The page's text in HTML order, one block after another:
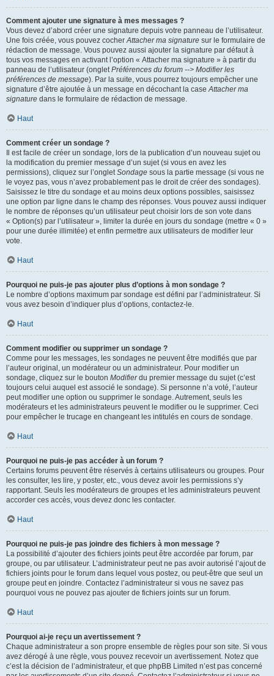
Comment ajouter une signature à mes messages ?
Vous devez d’abord créer une signature depuis votre panneau de l’utilisateur.
Une fois créée, vous pouvez cocherAttacher ma signature sur le formulaire de
rédaction de message. Vous pouvez aussi ajouter la signature par défaut à
tous vos messages en activant l’option « Attacher ma signature » à partir du
panneau de l’utilisateur (ongletPréférences du forum --> Modifier les
préférences de message). Par la suite, vous pourrez toujours empêcher une
signature d’être ajoutée à un message en décochant la caseAttacher ma
signature dans le formulaire de rédaction de message.
Haut
Comment créer un sondage ?
Il est facile de créer un sondage, lors de la publication d’un nouveau sujet ou
la modification du premier message d’un sujet (si vous en avez les
permissions), cliquez sur l’ongletSondage sous la partie message (si vous ne
le voyez pas, vous n’avez probablement pas le droit de créer des sondages).
Saisissez le titre du sondage et au moins deux options possibles, saisissez
une option par ligne dans le champ des réponses. Vous pouvez aussi indiquer
le nombre de réponses qu’un utilisateur peut choisir lors de son vote dans
« Option(s) par l’utilisateur », limiter la durée en jours du sondage (mettre « 0 »
pour une durée illimitée) et enfin permettre aux utilisateurs de modifier leur
vote.
Haut
Pourquoi ne puis-je pas ajouter plus d’options à mon sondage ?
Le nombre d’options maximum par sondage est défini par l’administrateur. Si
vous avez besoin d’indiquer plus d’options, contactez-le.
Haut
Comment modifier ou supprimer un sondage ?
Comme pour les messages, les sondages ne peuvent être modifiés que par
l’auteur original, un modérateur ou un administrateur. Pour modifier un
sondage, cliquez sur le bouton Modifierdu premier message du sujet (c’est
toujours celui auquel est associé le sondage). Si personne n’a voté, l’auteur
peut modifier une option ou supprimer le sondage. Autrement, seuls les
modérateurs et les administrateurs peuvent le modifier ou le supprimer. Ceci
pour empêcher le trucage en changeant les intitulés en cours de sondage.
Haut
Pourquoi ne puis-je pas accéder à un forum ?
Certains forums peuvent être réservés à certains utilisateurs ou groupes. Pour
les consulter, les lire, y poster, etc., vous devez avoir les permissions s’y
rapportant. Seuls les modérateurs de groupes et les administrateurs peuvent
accorder ces accès, vous devez donc les contacter.
Haut
Pourquoi ne puis-je pas joindre des fichiers à mon message ?
La possibilité d’ajouter des fichiers joints peut être accordée par forum, par
groupe, ou par utilisateur. L’administrateur peut ne pas avoir autorisé l’ajout de
fichiers joints pour le forum dans lequel vous postez, ou peut-être que seul un
groupe peut en joindre. Contactez l’administrateur si vous ne savez pas
pourquoi vous ne pouvez pas ajouter de fichiers joints sur un forum.
Haut
Pourquoi ai-je reçu un avertissement ?
Chaque administrateur a son propre ensemble de règles pour son site. Si vous
avez dérogé à une règle, vous pouvez recevoir un avertissement. Notez que
c’est la décision de l’administrateur, et que phpBB Limited n’est pas concerné